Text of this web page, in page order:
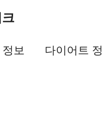
보 다이어트